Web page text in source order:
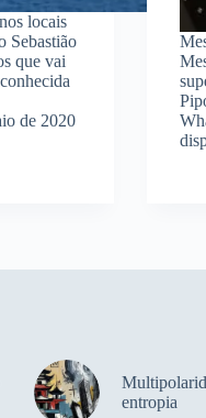
locais
Sebastião
que vai
de 2020
entropia